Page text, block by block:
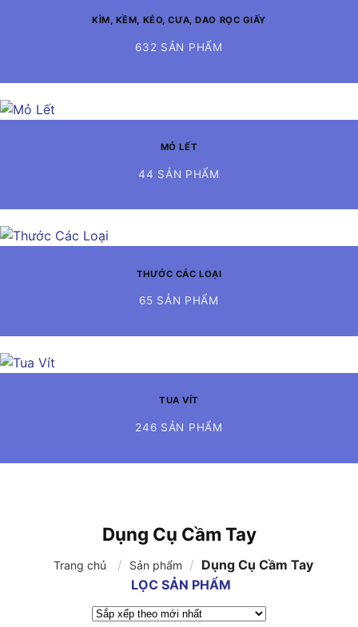
KÌM, KỀM, KÉO, CƯA, DAO RỌC GIẤY
632 SẢN PHẨM
MỎ LẾT
44 SẢN PHẨM
THƯỚC CÁC LOẠI
65 SẢN PHẨM
TUA VÍT
246 SẢN PHẨM
Dụng Cụ Cầm Tay
Trang chủ / Sản phẩm / Dụng Cụ Cầm Tay
LỌC SẢN PHẨM